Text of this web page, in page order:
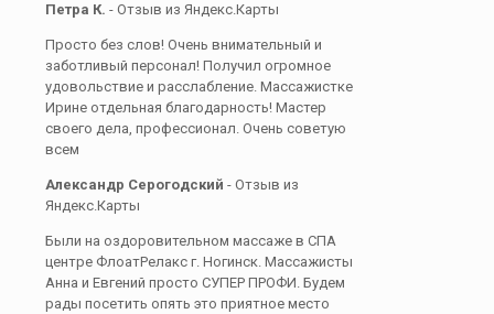
Петра К. - Отзыв из Яндекс.Карты
Просто без слов! Очень внимательный и
заботливый персонал! Получил огромное
удовольствие и расслабление. Массажистке
Ирине отдельная благодарность! Мастер
своего дела, профессионал. Очень советую
всем
Александр Серогодский - Отзыв из
Яндекс.Карты
Были на оздоровительном массаже в СПА
центре ФлоатРелакс г. Ногинск. Массажисты
Анна и Евгений просто СУПЕР ПРОФИ. Будем
рады посетить опять это приятное место